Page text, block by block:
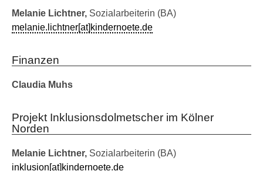
Melanie Lichtner, Sozialarbeiterin (BA)
melanie.lichtner[at]kindernoete.de
Finanzen
Claudia Muhs
Projekt Inklusionsdolmetscher im Kölner
Norden
Melanie Lichtner, Sozialarbeiterin (BA)
inklusion[at]kindernoete.de